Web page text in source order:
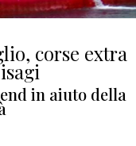
corse extra
in aiuto della